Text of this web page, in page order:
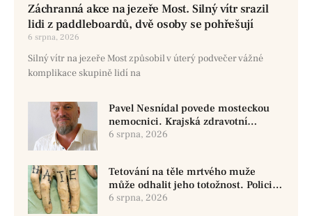
Záchranná akce na jezeře Most. Silný vítr srazil
lidi z paddleboardů, dvě osoby se pohřešují
6 srpna, 2026
Silný vítr na jezeře Most způsobil v úterý podvečer vážné
komplikace skupině lidí na
Pavel Nesnídal povede mosteckou
nemocnici. Krajská zdravotní
oznámila změnu ve vedení
6 srpna, 2026
Tetování na těle mrtvého muže
může odhalit jeho totožnost. Policie
žádá o pomoc
6 srpna, 2026